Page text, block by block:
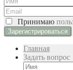
Принимаю
Главная
Задать вопрос